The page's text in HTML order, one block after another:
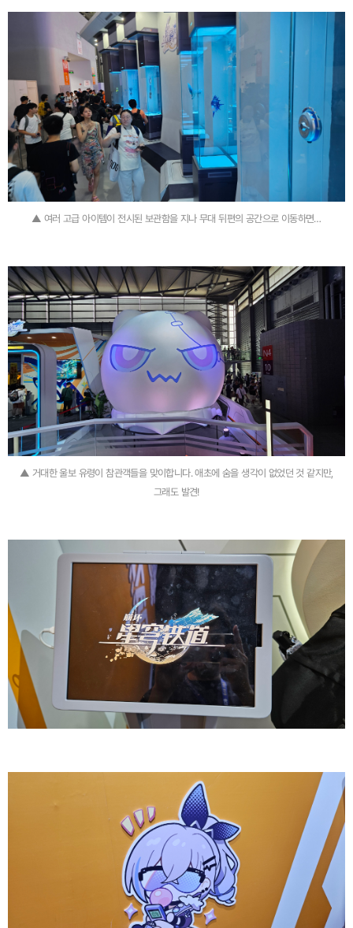
▲ 여러 고급 아이템이 전시된 보관함을 지나 무대 뒤편의 공간으로 이동하면…
▲ 거대한 울보 유령이 참관객들을 맞이합니다. 애초에 숨을 생각이 없었던 것 같지만,
그래도 발견!